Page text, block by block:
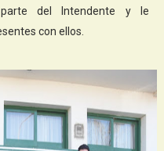
del Intendente y le
con ellos.